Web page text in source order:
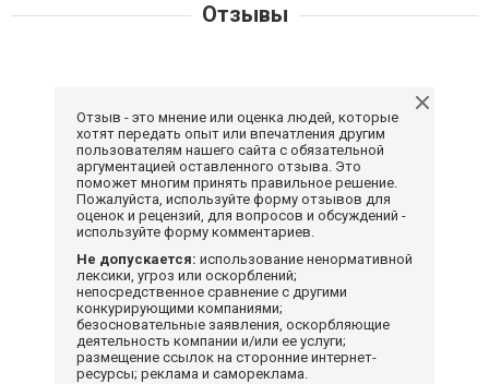
Отзывы
Отзыв - это мнение или оценка людей, которые
хотят передать опыт или впечатления другим
пользователям нашего сайта с обязательной
аргументацией оставленного отзыва. Это
поможет многим принять правильное решение.
Пожалуйста, используйте форму отзывов для
оценок и рецензий, для вопросов и обсуждений -
используйте форму комментариев.
Не допускается: использование ненормативной
лексики, угроз или оскорблений;
непосредственное сравнение с другими
конкурирующими компаниями;
безосновательные заявления, оскорбляющие
деятельность компании и/или ее услуги;
размещение ссылок на сторонние интернет-
ресурсы; реклама и самореклама.